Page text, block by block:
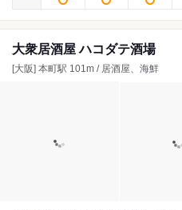
大衆居酒屋 ハコダテ酒場
[大阪] 本町駅 101m / 居酒屋、海鮮